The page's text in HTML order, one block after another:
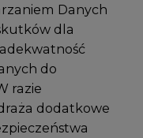
Danych
dla
do
razie
dodatkowe